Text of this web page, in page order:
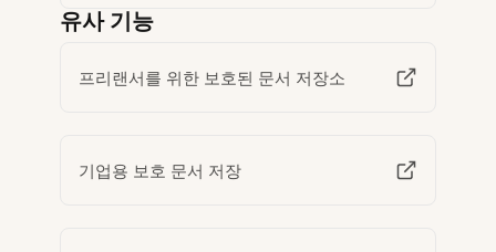
유사 기능
프리랜서를 위한 보호된 문서 저장소
기업용 보호 문서 저장